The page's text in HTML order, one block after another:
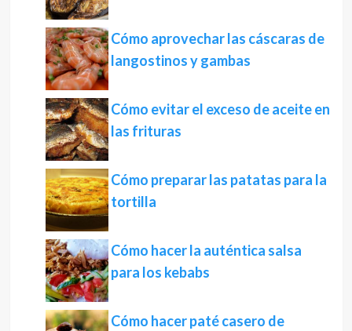
Cómo aprovechar las cáscaras de
langostinos y gambas
Cómo evitar el exceso de aceite en
las frituras
Cómo preparar las patatas para la
tortilla
Cómo hacer la auténtica salsa
para los kebabs
Cómo hacer paté casero de